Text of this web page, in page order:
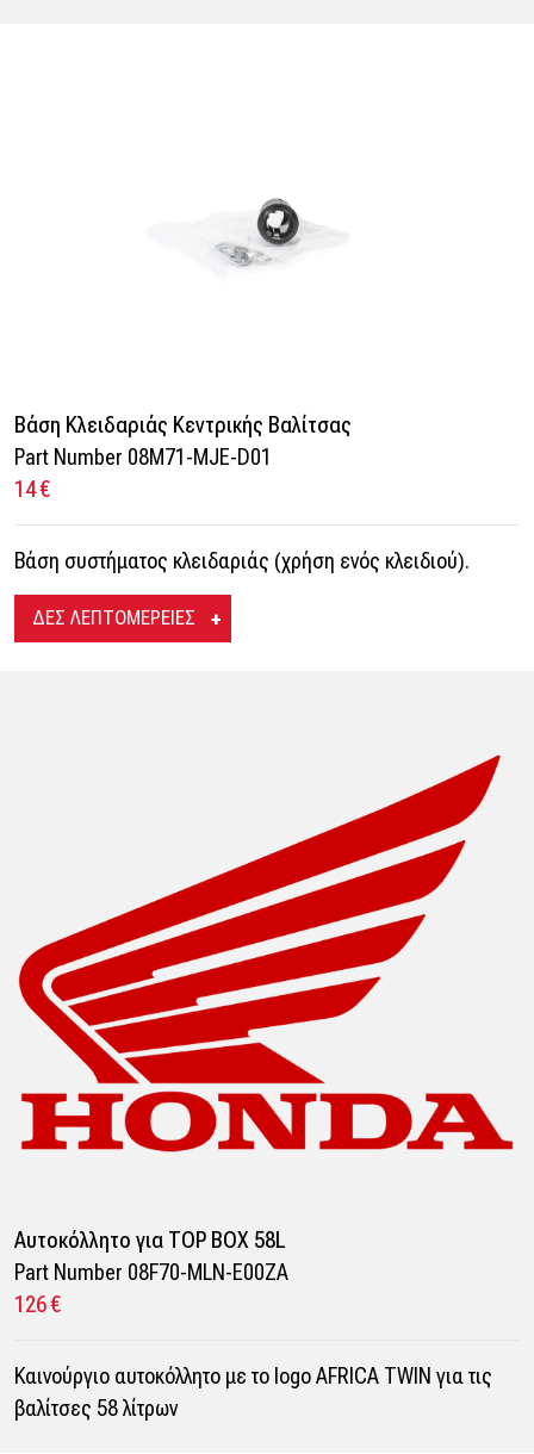
Βάση Κλειδαριάς Κεντρικής Βαλίτσας
Part Number 08M71-MJE-D01
14 €
Βάση συστήματος κλειδαριάς (χρήση ενός κλειδιού).
ΔΕΣ ΛΕΠΤΟΜΕΡΕΙΕΣ
Αυτοκόλλητο για TOP BOX 58L
Part Number 08F70-MLN-E00ZA
126 €
Καινούργιο αυτοκόλλητο με το logo AFRICA TWIN για τις
βαλίτσες 58 λίτρων